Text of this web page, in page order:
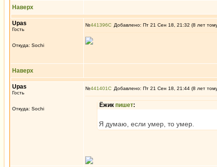
Наверх
Upas
Гость
Откуда: Sochi
№441396 Добавлено: Пт 21 Сен 18, 21:32 (8 лет
Наверх
Upas
Гость
Откуда: Sochi
№441401 Добавлено: Пт 21 Сен 18, 21:44 (8 лет
Ёжик пишет:
Я думаю, если умер, то умер.